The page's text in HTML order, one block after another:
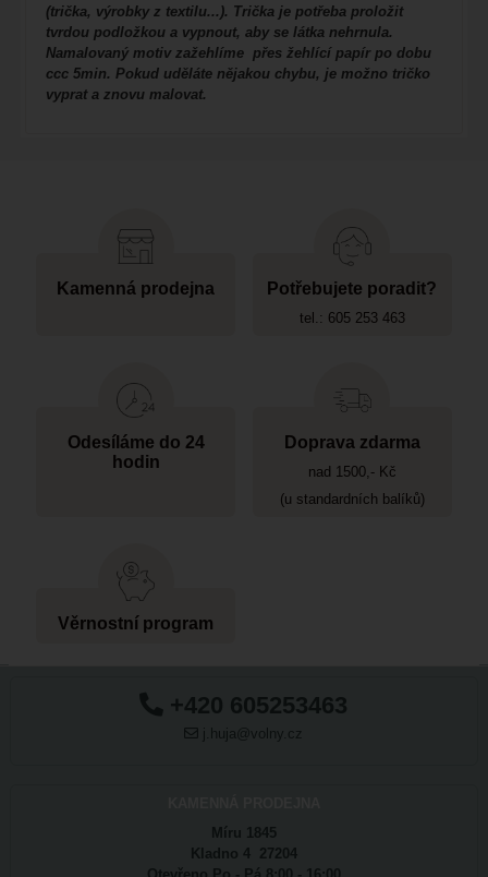
(trička, výrobky z textilu...). Trička je potřeba proložit
tvrdou podložkou a vypnout, aby se látka nehrnula.
Namalovaný motiv zažehlíme přes žehlící papír po dobu
ccc 5min. Pokud uděláte nějakou chybu, je možno tričko
vyprat a znovu malovat.
Kamenná prodejna Potřebujete poradit?
tel.: 605 253 463
Odesíláme do 24
hodin
Doprava zdarma
nad 1500,- Kč
(u standardních balíků)
Věrnostní program
+420 605253463
j.huja@volny.cz
Míru 1845
Kladno 4 27204